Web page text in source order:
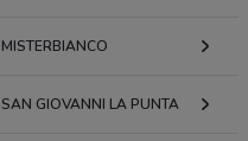
MISTERBIANCO
SAN GIOVANNI LA PUNTA